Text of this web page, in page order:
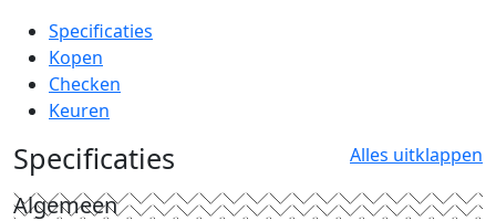
Specificaties
Kopen
Checken
Keuren
Specificaties Alles uitklappen
Algemeen